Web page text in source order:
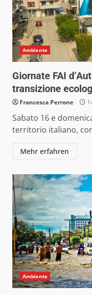
Ambiente
Giornate FAI
transizione
Francesca Perrone
Sabato 16 e
territorio italiano,
Mehr erfahren
Ambiente